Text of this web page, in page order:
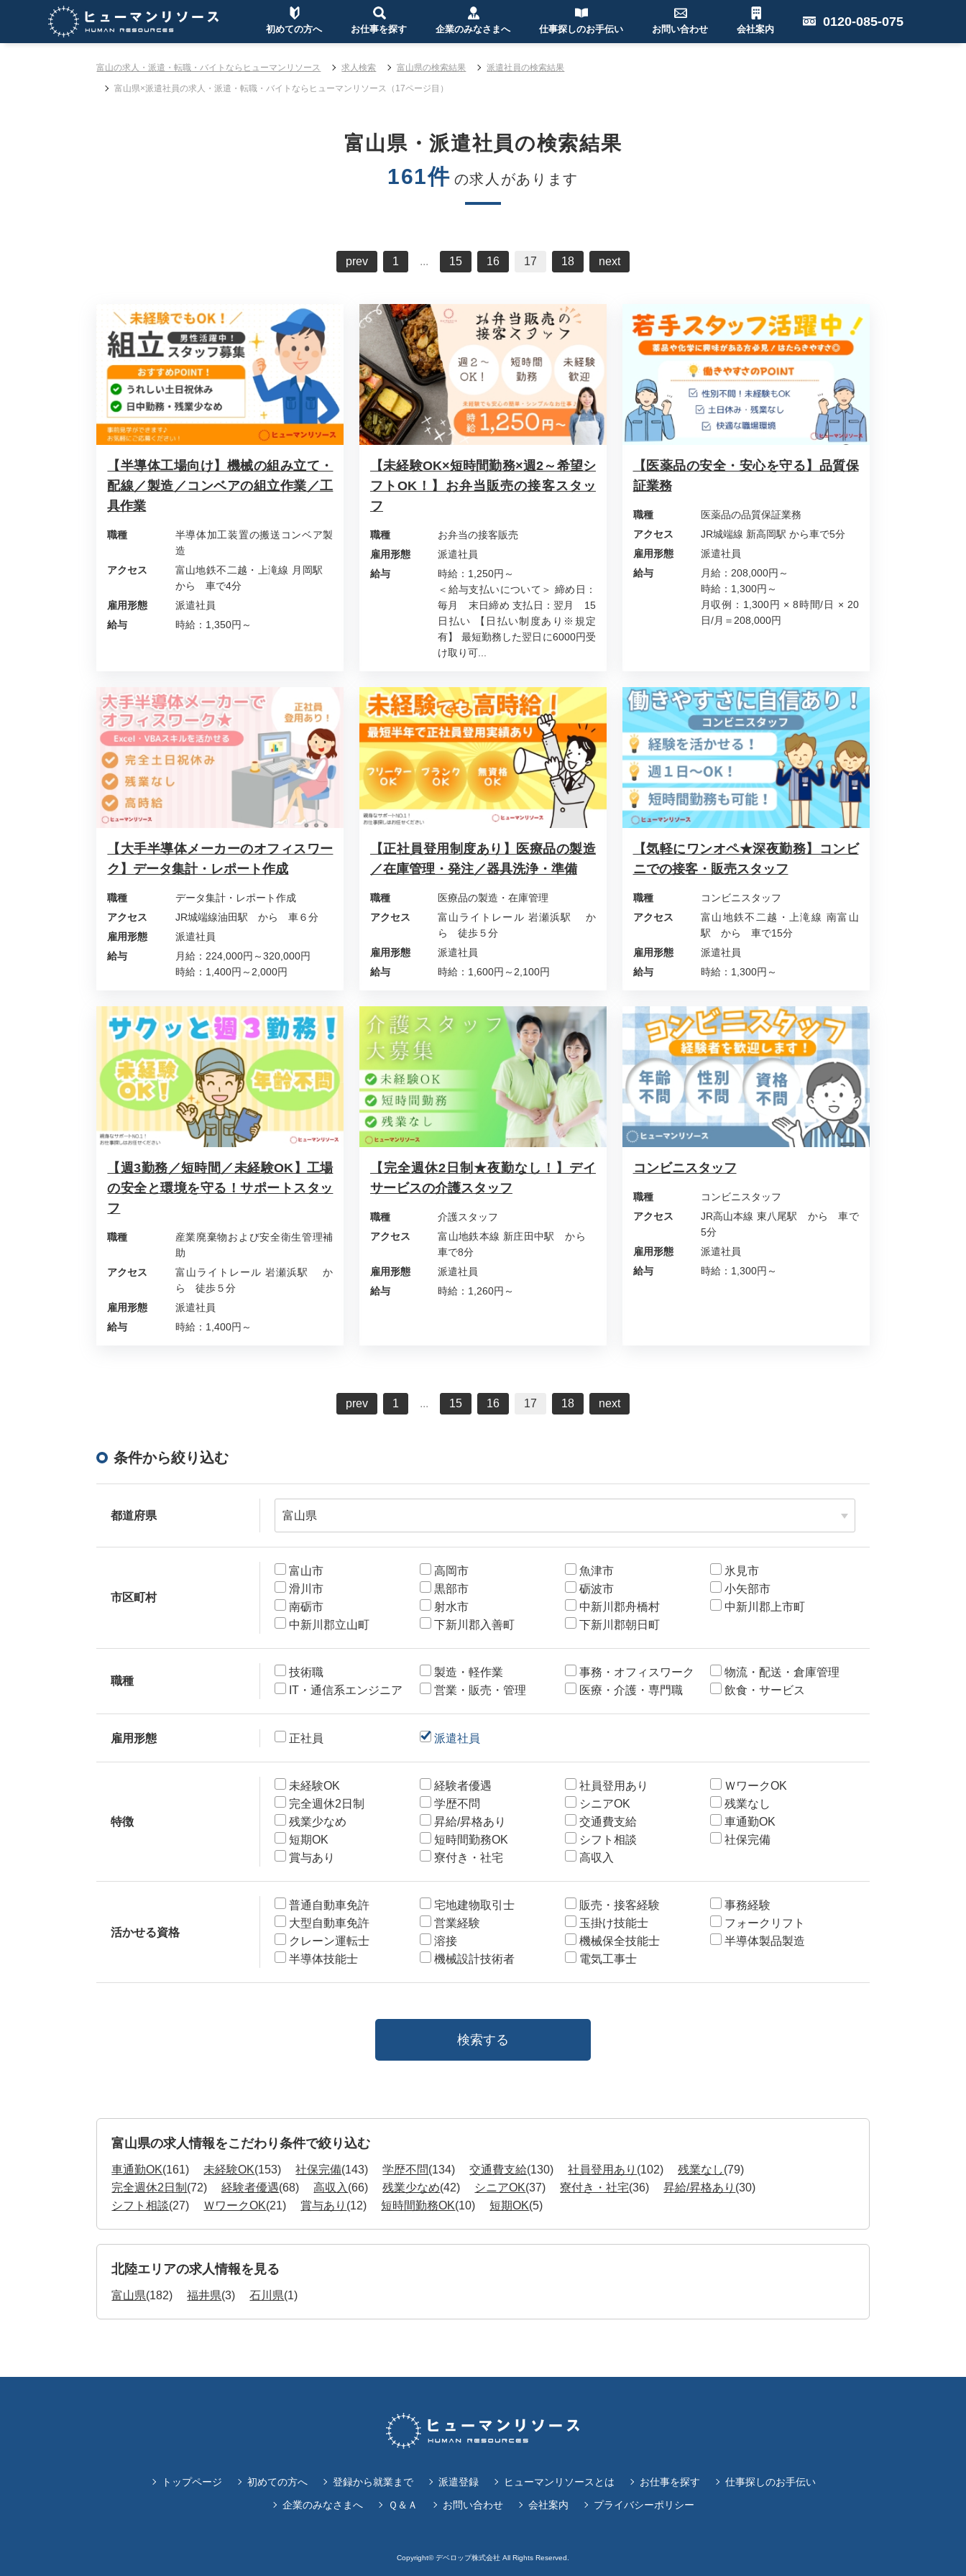
初めての方へ お仕事を探す 企業のみなさまへ 仕事探しのお手伝い お問い合わせ 会社案内
0120-085-075
富山の求人・派遣・転職・バイトならヒューマンリソース 求人検索 富山県の検索結果 派遣社員の検索結果
富山県×派遣社員の求人・派遣・転職・バイトならヒューマンリソース（17ページ目）
富山県・派遣社員の検索結果
161件 の求人があります
prev 1 ... 15 16 17 18 next
【半導体工場向け】機械の組み立て・
配線／製造／コンベアの組立作業／工
具作業
職種
半導体加工装置の搬送コンベア製
造
アクセス
富山地鉄不二越・上滝線 月岡駅
から 車で4分
雇用形態
派遣社員
給与
時給：1,350円～
【未経験OK×短時間勤務×週2～希望シ
フトOK！】お弁当販売の接客スタッ
フ
職種
お弁当の接客販売
雇用形態
派遣社員
給与
時給：1,250円～
＜給与支払いについて＞ 締め日：
毎月 末日締め 支払日：翌月 15
日払い 【日払い制度あり※規定
有】 最短勤務した翌日に6000円受
け取り可...
【医薬品の安全・安心を守る】品質保
証業務
職種
医薬品の品質保証業務
アクセス
JR城端線 新高岡駅 から車で5分
雇用形態
派遣社員
給与
月給：208,000円～
時給：1,300円～
月収例：1,300円 × 8時間/日 × 20
日/月＝208,000円
【大手半導体メーカーのオフィスワー
ク】データ集計・レポート作成
職種
データ集計・レポート作成
アクセス
JR城端線油田駅 から 車６分
雇用形態
派遣社員
給与
月給：224,000円～320,000円
時給：1,400円～2,000円
【正社員登用制度あり】医療品の製造
／在庫管理・発注／器具洗浄・準備
職種
医療品の製造・在庫管理
アクセス
富山ライトレール 岩瀬浜駅 か
ら 徒歩５分
雇用形態
派遣社員
給与
時給：1,600円～2,100円
【気軽にワンオペ★深夜勤務】コンビ
ニでの接客・販売スタッフ
職種
コンビニスタッフ
アクセス
富山地鉄不二越・上滝線 南富山
駅 から 車で15分
雇用形態
派遣社員
給与
時給：1,300円～
【週3勤務／短時間／未経験OK】工場
の安全と環境を守る！サポートスタッ
フ
職種
産業廃棄物および安全衛生管理補
助
アクセス
富山ライトレール 岩瀬浜駅 か
ら 徒歩５分
雇用形態
派遣社員
給与
時給：1,400円～
【完全週休2日制★夜勤なし！】デイ
サービスの介護スタッフ
職種
介護スタッフ
アクセス
富山地鉄本線 新庄田中駅 から
車で8分
雇用形態
派遣社員
給与
時給：1,260円～
コンビニスタッフ
職種
コンビニスタッフ
アクセス
JR高山本線 東八尾駅 から 車で
5分
雇用形態
派遣社員
給与
時給：1,300円～
prev 1 ... 15 16 17 18 next
条件から絞り込む
都道府県
市区町村
富山市 高岡市 魚津市
氷見市
滑川市
黒部市 砺波市
小矢部市
南砺市
射水市 中新川郡舟橋村
中新川郡上市町
中新川郡立山町
下新川郡入善町 下新川郡朝日町
職種
技術職 製造・軽作業 事務・オフィスワーク
物流・配送・倉庫管理
IT・通信系エンジニア
営業・販売・管理 医療・介護・専門職 飲食・サービス
雇用形態 正社員 派遣社員
特徴
未経験OK 経験者優遇 社員登用あり
ＷワークOK
完全週休2日制
学歴不問 シニアOK
残業なし
残業少なめ
昇給/昇格あり 交通費支給
車通勤OK
短期OK
短時間勤務OK シフト相談
社保完備
賞与あり
寮付き・社宅 高収入
活かせる資格
普通自動車免許 宅地建物取引士 販売・接客経験
事務経験
大型自動車免許
営業経験 玉掛け技能士
フォークリフト
クレーン運転士
溶接 機械保全技能士
半導体製品製造
半導体技能士
機械設計技術者 電気工事士
富山県の求人情報をこだわり条件で絞り込む
車通勤OK(161) 未経験OK(153) 社保完備(143) 学歴不問(134) 交通費支給(130) 社員登用あり (102) 残業なし(79)
完全週休2日制 (72) 経験者優遇(68) 高収入 (66) 残業少なめ(42) シニアOK(37) 寮付き・社宅(36) 昇給/昇格あり (30)
シフト相談(27) ＷワークOK(21) 賞与あり (12) 短時間勤務OK(10) 短期OK(5)
北陸エリアの求人情報を見る
富山県(182) 福井県(3) 石川県(1)
トップページ 初めての方へ 登録から就業まで 派遣登録 ヒューマンリソースとは お仕事を探す
仕事探しのお手伝い
企業のみなさまへ
Ｑ＆Ａ お問い合わせ 会社案内 プライバシーポリシー
Copyright© デベロップ株式会社 All Rights Reserved.